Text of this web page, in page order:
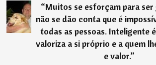
“Muitos se esforçam para
não se dão conta que é
todas as pessoas. Inteligente
valoriza a si próprio e a quem
e valor.”